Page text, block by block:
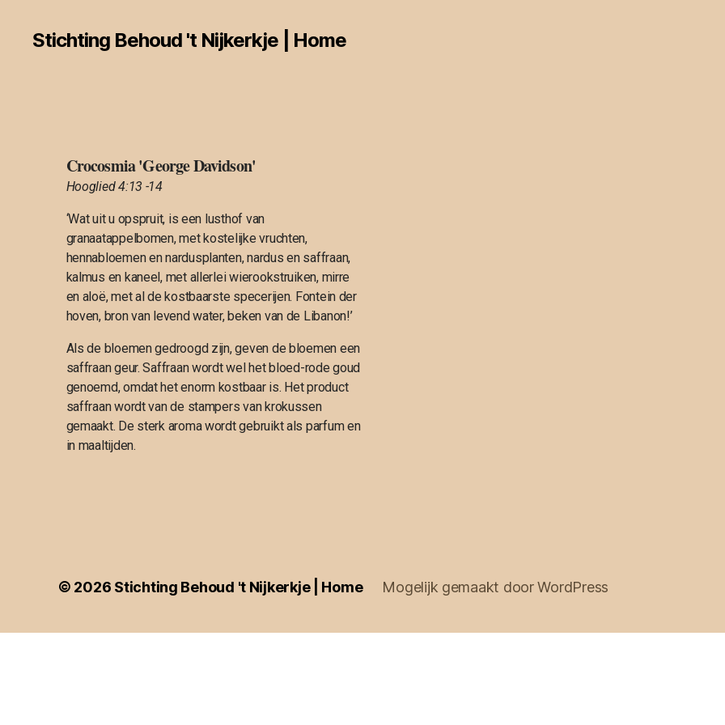
Stichting Behoud 't Nijkerkje | Home
Crocosmia 'George Davidson'
Hooglied 4:13 -14
‘Wat uit u opspruit, is een lusthof van
granaatappelbomen, met kostelijke vruchten,
hennabloemen en nardusplanten, nardus en saffraan,
kalmus en kaneel, met allerlei wierookstruiken, mirre
en aloë, met al de kostbaarste specerijen. Fontein der
hoven, bron van levend water, beken van de Libanon!’
Als de bloemen gedroogd zijn, geven de bloemen een
saffraan geur. Saffraan wordt wel het bloed-rode goud
genoemd, omdat het enorm kostbaar is. Het product
saffraan wordt van de stampers van krokussen
gemaakt. De sterk aroma wordt gebruikt als parfum en
in maaltijden.
© 2026 Stichting Behoud 't Nijkerkje | Home Mogelijk gemaakt door WordPress